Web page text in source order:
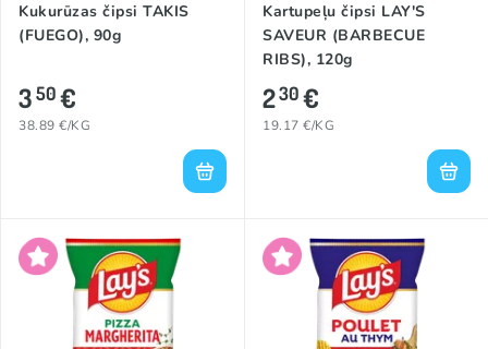
Kukurūzas čipsi TAKIS
(FUEGO), 90g
350€
38.89 €/KG
Kartupeļu čipsi LAY'S
SAVEUR (BARBECUE
RIBS), 120g
230€
19.17 €/KG